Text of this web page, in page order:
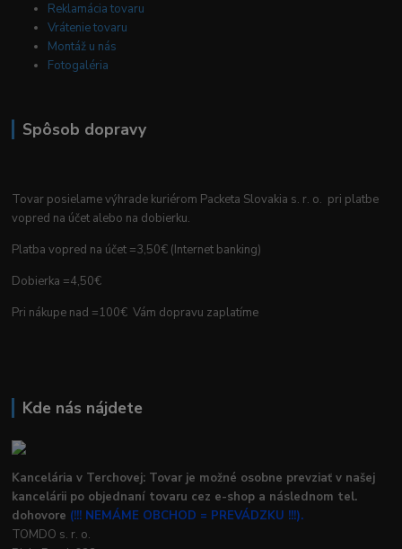
Reklamácia tovaru
Vrátenie tovaru
Montáž u nás
Fotogaléria
Spôsob dopravy
Tovar posielame výhrade kuriérom Packeta Slovakia s. r. o. pri platbe
vopred na účet alebo na dobierku.
Platba vopred na účet =3,50€ (Internet banking)
Dobierka =4,50€
Pri nákupe nad =100€ Vám dopravu zaplatíme
Kde nás nájdete
Kancelária v Terchovej: Tovar je možné osobne prevziať v našej
kancelárii po objednaní tovaru cez e-shop a následnom tel.
dohovore (!!! NEMÁME OBCHOD = PREVÁDZKU !!!).
TOMDO s. r. o.